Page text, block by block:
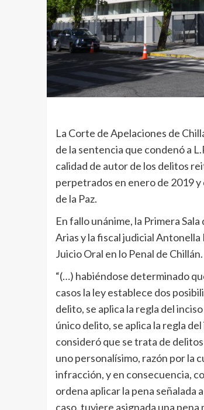
La Corte de Apelaciones de
de la sentencia que condenó a
calidad de autor de los delitos
perpetrados en enero de 2019 y
de la Paz.
En fallo unánime, la Primera
Arias y la fiscal judicial
Juicio Oral en lo Penal de Chillán.
“(…) habiéndose determinado
casos la ley establece dos
delito, se aplica la regla del
único delito, se aplica la regla
consideró que se trata de
uno personalísimo, razón por la
infracción, y en consecuencia,
ordena aplicar la pena señalada
caso, tuviere asignada una